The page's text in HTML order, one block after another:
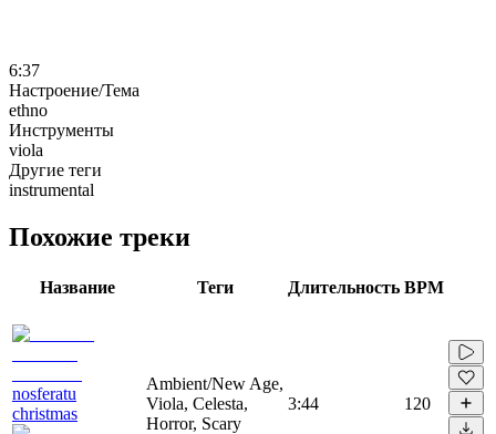
6:37
Настроение/Тема
ethno
Инструменты
viola
Другие теги
instrumental
Похожие треки
Название Теги Длительность BPM
nosferatu
christmas
Ambient/New Age,
Viola, Celesta,
Horror, Scary
3:44 120